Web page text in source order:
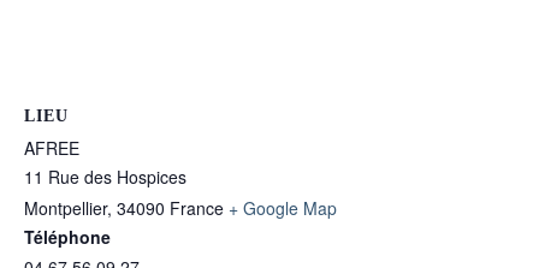
LIEU
AFREE
11 Rue des Hospices
Montpellier, 34090 France + Google Map
Téléphone